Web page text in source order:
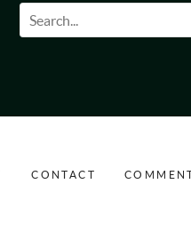
Formulaire de
CONTACT